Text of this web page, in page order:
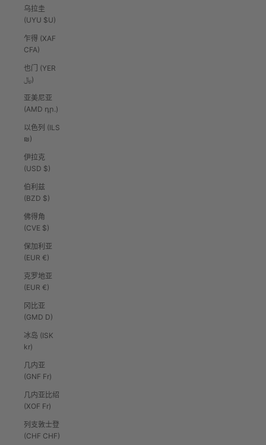
乌拉圭
(UYU $U)
乍得 (XAF
CFA)
也门 (YER
﷼)
亚美尼亚
(AMD դր.)
以色列 (ILS
₪)
伊拉克
(USD $)
伯利兹
(BZD $)
佛得角
(CVE $)
保加利亚
(EUR €)
克罗地亚
(EUR €)
冈比亚
(GMD D)
冰岛 (ISK
kr)
几内亚
(GNF Fr)
几内亚比绍
(XOF Fr)
列支敦士登
(CHF CHF)